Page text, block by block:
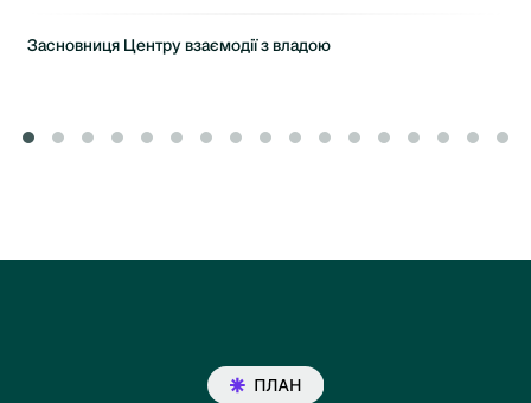
Засновниця Центру взаємодії з владою